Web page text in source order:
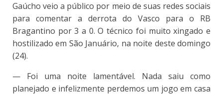
Gaúcho veio a público por meio de suas redes sociais
para comentar a derrota do Vasco para o RB
Bragantino por 3 a 0. O técnico foi muito xingado e
hostilizado em São Januário, na noite deste domingo
(24).
— Foi uma noite lamentável. Nada saiu como
planejado e infelizmente perdemos um jogo em casa